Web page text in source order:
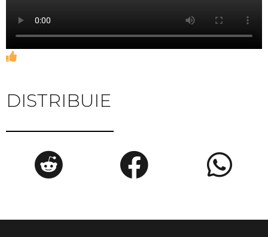
DISTRIBUIE